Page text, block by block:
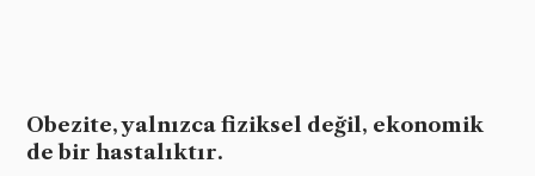
Obezite, yalnızca fiziksel değil, ekonomik
de bir hastalıktır.